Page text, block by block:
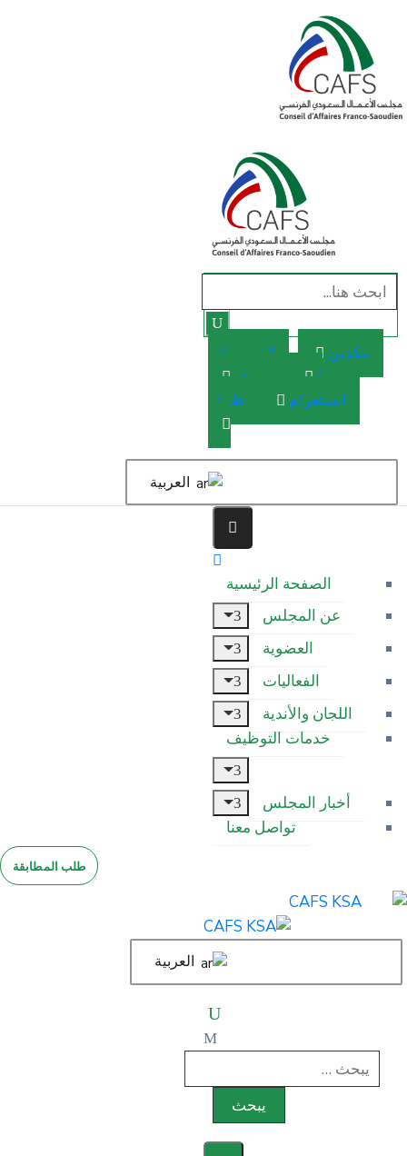
ينكدين
الفيسبوك-
f
تويتر
انستغرام
ظرف
العربية
الصفحة الرئيسية
عن المجلس
العضوية
الفعاليات
اللجان والأندية
خدمات التوظيف
أخبار المجلس
تواصل معنا
طلب المطابقة
العربية